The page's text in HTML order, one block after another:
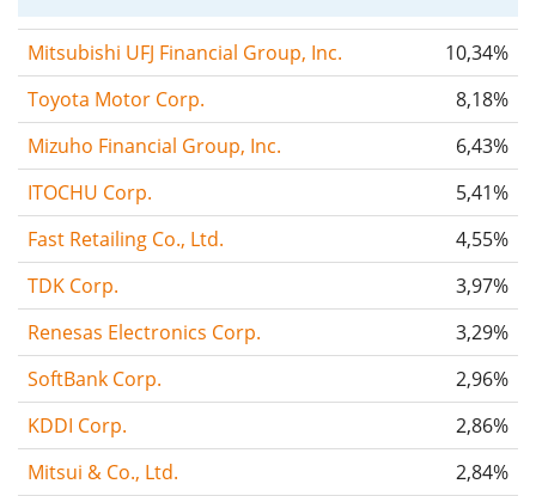
Mitsubishi UFJ Financial Group, Inc.
10,34%
Toyota Motor Corp.
8,18%
Mizuho Financial Group, Inc.
6,43%
ITOCHU Corp.
5,41%
Fast Retailing Co., Ltd.
4,55%
TDK Corp.
3,97%
Renesas Electronics Corp.
3,29%
SoftBank Corp.
2,96%
KDDI Corp.
2,86%
Mitsui & Co., Ltd.
2,84%